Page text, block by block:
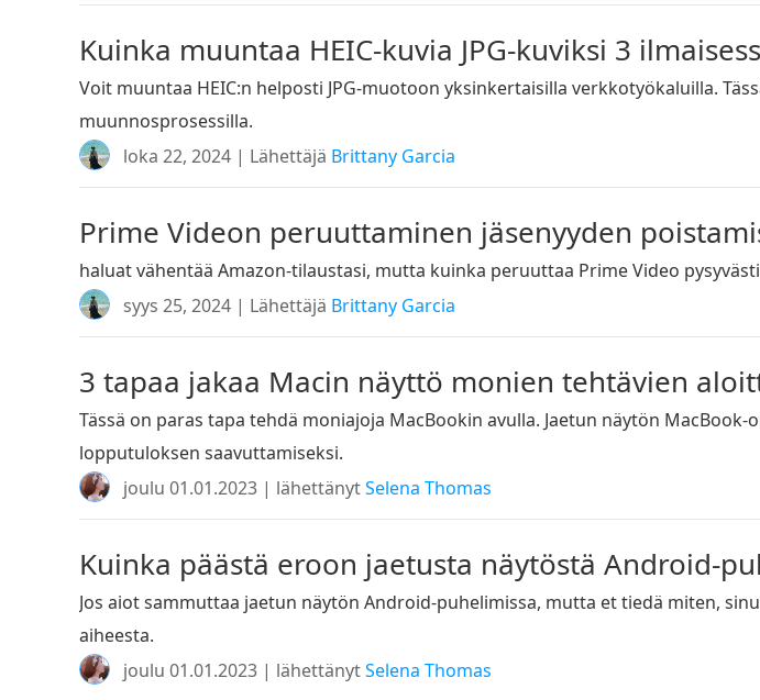
Kuinka muuntaa HEIC-kuvia JPG-kuviksi 3
Voit muuntaa HEIC:n helposti JPG-muotoon yksinkertaisilla verkkotyökaluilla.
muunnosprosessilla.
loka 22, 2024 | Lähettäjä Brittany Garcia
Prime Videon peruuttaminen jäsenyyden
haluat vähentää Amazon-tilaustasi, mutta kuinka peruuttaa Prime Video
syys 25, 2024 | Lähettäjä Brittany Garcia
3 tapaa jakaa Macin näyttö monien tehtävien
Tässä on paras tapa tehdä moniajoja MacBookin avulla. Jaetun näytön
lopputuloksen saavuttamiseksi.
joulu 01.01.2023 | lähettänytSelena Thomas
Kuinka päästä eroon jaetusta näytöstä Android-
Jos aiot sammuttaa jaetun näytön Android-puhelimissa, mutta et tiedä miten,
aiheesta.
joulu 01.01.2023 | lähettänytSelena Thomas